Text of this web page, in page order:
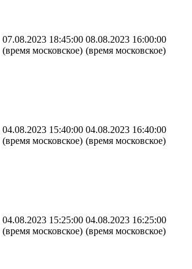
07.08.2023 18:45:00
(время московское)
08.08.2023 16:00:00
(время московское)
04.08.2023 15:40:00
(время московское)
04.08.2023 16:40:00
(время московское)
04.08.2023 15:25:00
(время московское)
04.08.2023 16:25:00
(время московское)